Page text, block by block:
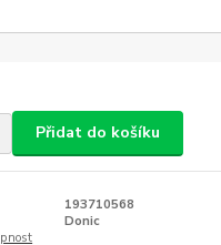
Přidat do košíku
193710568
Donic